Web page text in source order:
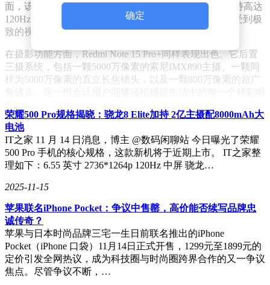
面，该机型配备了一块6.67英寸的1.5K等深四曲屏，支持高达
120Hz的刷新率，无论是观看视频还是玩游戏，都能享受到极
致的视觉盛宴。
在摄影功能方面，Redmi Note 15 Pro+同样表现出色。它后置
三摄系统，包括一颗5000万像素的索尼IMX890主摄、一颗同
样为5000万像素的直立长焦镜头，以及一颗800万像素的超广
Redmi Note 15 Pro+还配备了7000mAh的大容量电池，支持
90W快充技术，确保用户在使用过程中无需频繁充电。同时，
该机型还具备IP68和IP69级别的防尘防水能力，以及北斗短报
文卫星通信功能，成为Redmi品牌首款具备卫星通信能力的手
确定
荣耀500 Pro规格揭晓：骁龙8 Elite加持 2亿主摄配8000mAh大
电池
IT之家 11 月 14 日消息，博主 @数码闲聊站 今日曝光了荣耀
500 Pro 手机的核心规格，这款新机将于近期上市。 IT之家整
理如下：6.55 英寸 2736*1264p 120Hz 中屏 骁龙…
2025-11-15
苹果联名iPhone Pocket：争议中售罄，高价能否续写品牌忠
诚传奇？
苹果与日本时尚品牌三宅一生日前联名推出的iPhone
Pocket（iPhone 口袋）11月14日正式开售，1299元至1899元的
定价引发全网热议，成为科技圈与时尚圈跨界合作的又一争议
焦点。尽管争议不断，…